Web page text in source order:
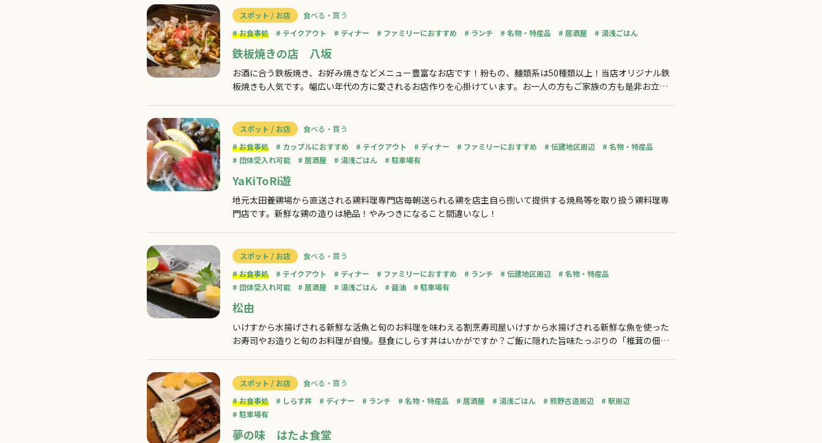
スポット / お店
食べる・買う
お食事処
テイクアウト ディナー ファミリーにおすすめ ランチ 名物・特産品 居酒屋 湯浅ごはん
鉄板焼きの店 八坂
お酒に合う鉄板焼き、お好み焼きなどメニュー豊富なお店です！粉もの、麺類系は50種類以上！当店オリジナル鉄
板焼きも人気です。幅広い年代の方に愛されるお店作りを心掛けています。お一人の方もご家族の方も是非お立ち
スポット / お店
食べる・買う
お食事処
カップルにおすすめ テイクアウト ディナー ファミリーにおすすめ 伝建地区周辺
名物・特産品
団体受入れ可能
居酒屋 湯浅ごはん 駐車場有
YaKiToRi遊
地元太田養鶏場から直送される鶏料理専門店毎朝送られる鶏を店主自ら捌いて提供する焼鳥等を取り扱う鶏料理専
門店です。新鮮な鶏の造りは絶品！やみつきになること間違いなし！
スポット / お店
食べる・買う
お食事処
テイクアウト ディナー ファミリーにおすすめ ランチ 伝建地区周辺
名物・特産品
団体受入れ可能
居酒屋 湯浅ごはん 醤油 駐車場有
松由
いけすから水揚げされる新鮮な活魚と旬のお料理を味わえる割烹寿司屋いけすから水揚げされる新鮮な魚を使った
お寿司やお造りと旬のお料理が自慢。昼食にしらす丼はいかがですか？ご飯に隠れた旨味たっぷりの「椎茸の佃
スポット / お店
食べる・買う
お食事処
しらす丼 ディナー ランチ 名物・特産品 居酒屋 湯浅ごはん 熊野古道周辺
駅周辺
駐車場有
夢の味 はたよ食堂